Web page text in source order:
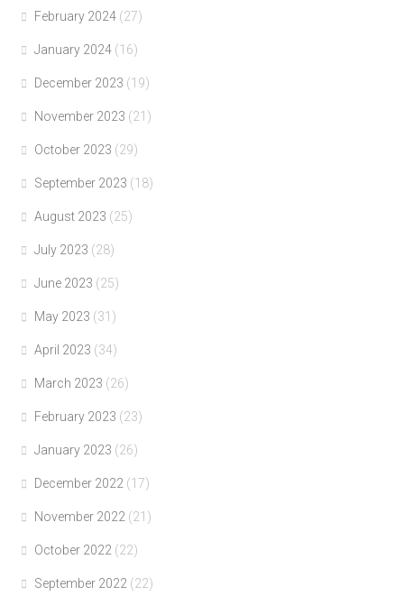
February 2024 (27)
January 2024 (16)
December 2023 (19)
November 2023 (21)
October 2023 (29)
September 2023 (18)
August 2023 (25)
July 2023 (28)
June 2023 (25)
May 2023 (31)
April 2023 (34)
March 2023 (26)
February 2023 (23)
January 2023 (26)
December 2022 (17)
November 2022 (21)
October 2022 (22)
September 2022 (22)